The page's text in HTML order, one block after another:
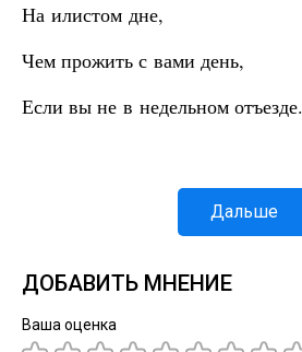
На илистом дне,
Чем прожить с вами день,
Если вы не в недельном отъезде.
Дальше
ДОБАВИТЬ МНЕНИЕ
Ваша оценка